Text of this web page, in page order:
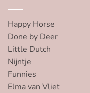
Happy Horse
Done by Deer
Little Dutch
Nijntje
Funnies
Elma van Vliet